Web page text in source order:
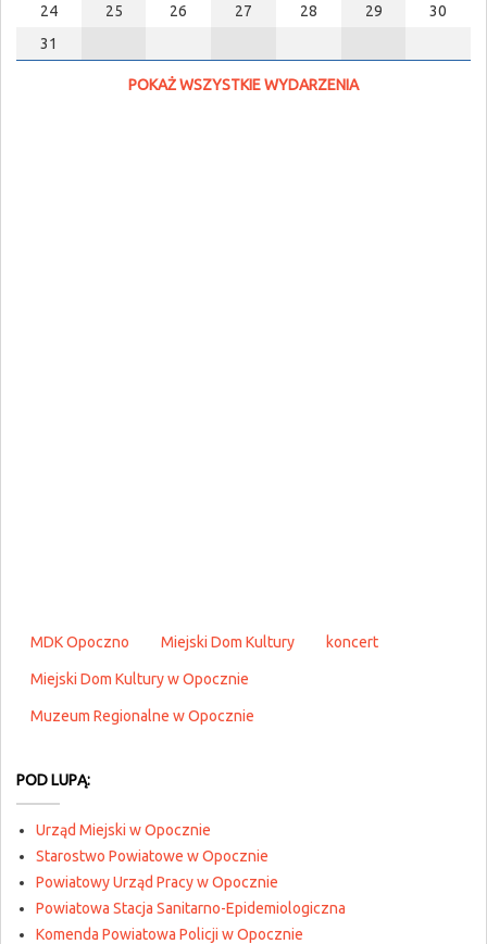
24
25 26 27 28 29
30
31
POKAŻ WSZYSTKIE WYDARZENIA
MDK Opoczno Miejski Dom Kultury koncert
Miejski Dom Kultury w Opocznie
Muzeum Regionalne w Opocznie
POD LUPĄ:
Urząd Miejski w Opocznie
Starostwo Powiatowe w Opocznie
Powiatowy Urząd Pracy w Opocznie
Powiatowa Stacja Sanitarno-Epidemiologiczna
Komenda Powiatowa Policji w Opocznie